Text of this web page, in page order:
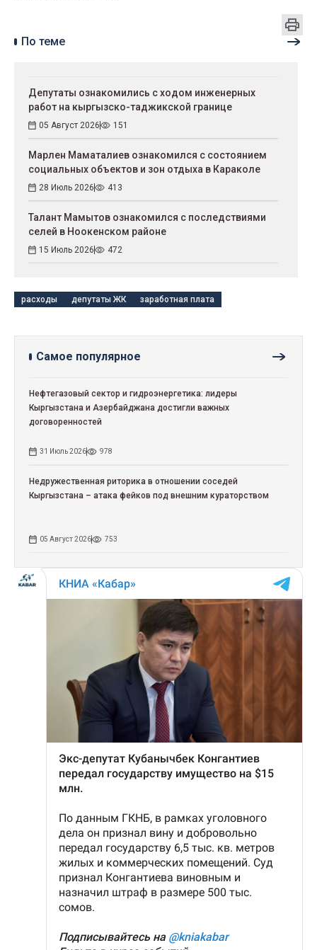
По теме
Депутаты ознакомились с ходом инженерных
работ на кыргызско-таджикской границе
05 Август 2026 151
Марлен Маматалиев ознакомился с состоянием
социальных объектов и зон отдыха в Караколе
28 Июль 2026 413
Талант Мамытов ознакомился с последствиями
селей в Ноокенском районе
15 Июль 2026 472
расходы депутаты ЖК заработная плата
Самое популярное
Нефтегазовый сектор и гидроэнергетика: лидеры
Кыргызстана и Азербайджана достигли важных
договоренностей
31 Июль 2026 978
Недружественная риторика в отношении соседей
Кыргызстана – атака фейков под внешним кураторством
05 Август 2026 753